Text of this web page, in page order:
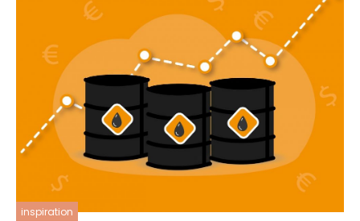
inspiration